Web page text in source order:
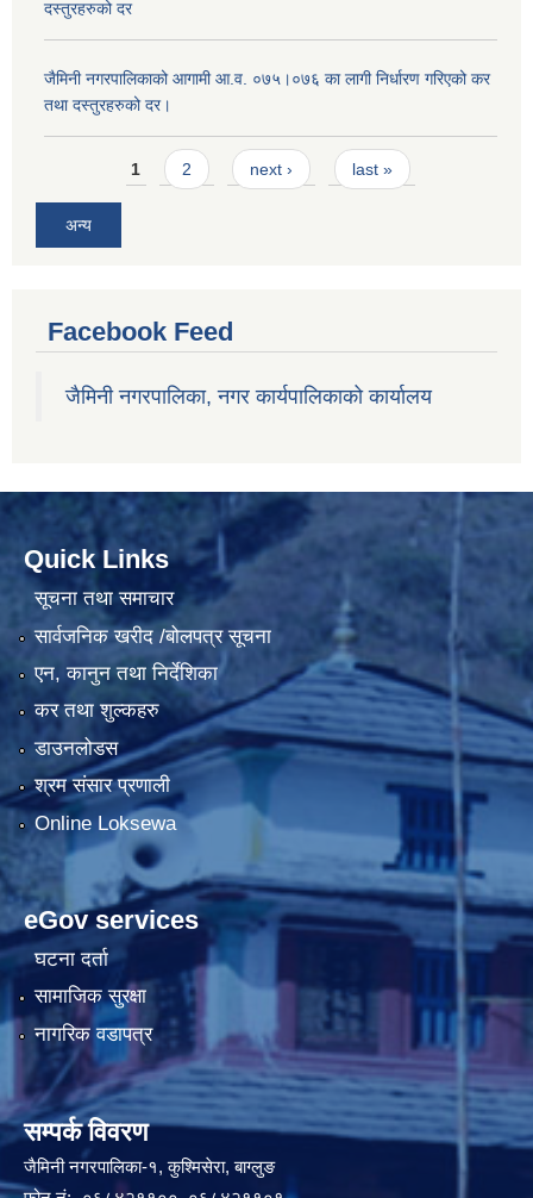
दस्तुरहरुको दर
जैमिनी नगरपालिकाको आगामी आ.व. ०७५।०७६ का लागी निर्धारण गरिएको कर
तथा दस्तुरहरुको दर।
Pages1 2 next › last »
अन्य
Facebook Feed
जैमिनी नगरपालिका, नगर कार्यपालिकाको कार्यालय
Quick Links
सूचना तथा समाचार
सार्वजनिक खरीद /बोलपत्र सूचना
एन, कानुन तथा निर्देशिका
कर तथा शुल्कहरु
डाउनलोडस
श्रम संसार प्रणाली
Online Loksewa
eGov services
घटना दर्ता
सामाजिक सुरक्षा
नागरिक वडापत्र
सम्पर्क विवरण
जैमिनी नगरपालिका-१, कुश्मिसेरा, बाग्लुङ